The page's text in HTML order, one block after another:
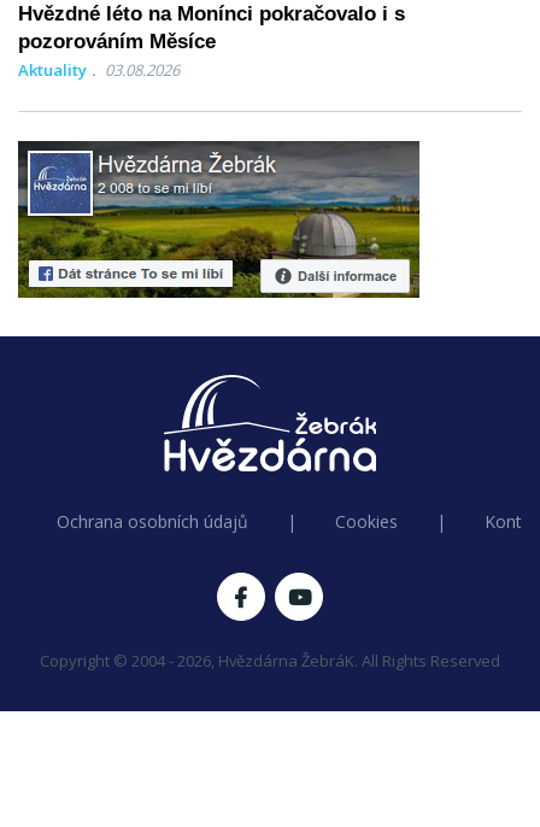
Hvězdné léto na Monínci pokračovalo i s
pozorováním Měsíce
Aktuality 03.08.2026
Ochrana osobních údajů | Cookies |
Copyright © 2004 - 2026, Hvězdárna ŽebráK. All Rights Reserved